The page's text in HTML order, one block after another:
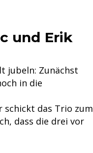
und Erik
jubeln: Zunächst
in die
schickt das Trio zum
dass die drei vor